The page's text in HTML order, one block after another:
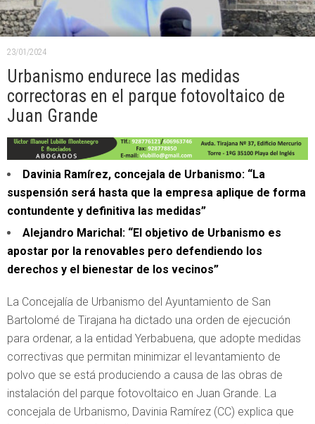
23/01/2024
Urbanismo endurece las medidas
correctoras en el parque fotovoltaico de
Juan Grande
Davinia Ramírez, concejala de Urbanismo: “La
suspensión será hasta que la empresa aplique de forma
contundente y definitiva las medidas”
Alejandro Marichal: “El objetivo de Urbanismo es
apostar por la renovables pero defendiendo los
derechos y el bienestar de los vecinos”
La Concejalía de Urbanismo del Ayuntamiento de San
Bartolomé de Tirajana ha dictado una orden de ejecución
para ordenar, a la entidad Yerbabuena, que adopte medidas
correctivas que permitan minimizar el levantamiento de
polvo que se está produciendo a causa de las obras de
instalación del parque fotovoltaico en Juan Grande. La
concejala de Urbanismo, Davinia Ramírez (CC) explica que